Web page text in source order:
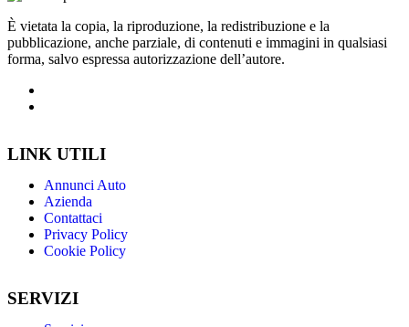
È vietata la copia, la riproduzione, la redistribuzione e la
pubblicazione, anche parziale, di contenuti e immagini in qualsiasi
forma, salvo espressa autorizzazione dell’autore.
LINK UTILI
Annunci Auto
Azienda
Contattaci
Privacy Policy
Cookie Policy
SERVIZI